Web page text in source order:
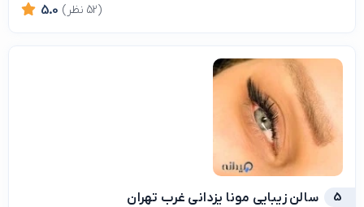
5.0 (52 نظر)
5 سالن زيبايي مونا یزدانی غرب تهران